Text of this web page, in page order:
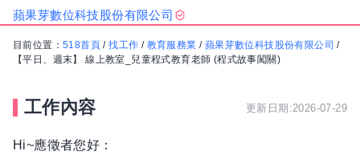
蘋果芽數位科技股份有限公司
目前位置： 518首頁 /找工作 / 教育服務業 / 蘋果芽數位科技股份有限公司 /
【平日、週末】 線上教室_兒童程式教育老師 (程式故事闖關)
工作內容 更新日期:2026-07-29
Hi~應徵者您好：